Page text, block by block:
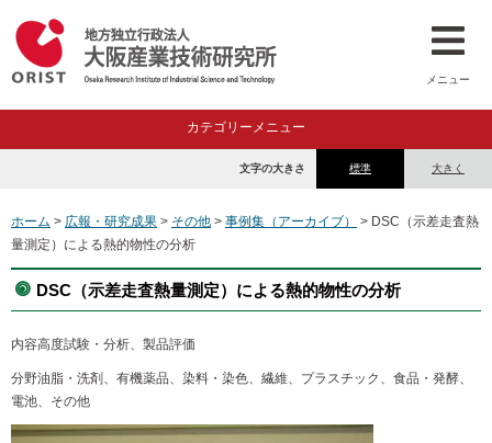
メニュー
カテゴリーメニュー
標準 大きく
文字の大きさ
ホーム > 広報・研究成果 > その他 > 事例集（アーカイブ）
> DSC（示差走査熱
量測定）による熱的物性の分析
DSC（示差走査熱量測定）による熱的物性の分析
内容高度試験・分析、製品評価
分野油脂・洗剤、有機薬品、染料・染色、繊維、プラスチック、食品・発酵、
電池、その他